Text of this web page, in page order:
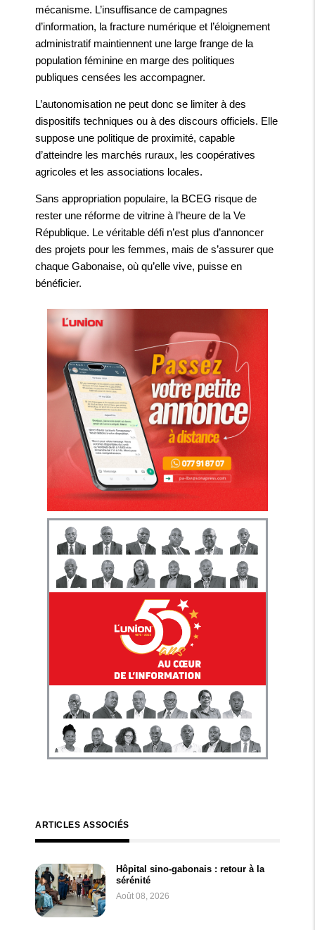
mécanisme. L’insuffisance de campagnes
d’information, la fracture numérique et l’éloignement
administratif maintiennent une large frange de la
population féminine en marge des politiques
publiques censées les accompagner.
L’autonomisation ne peut donc se limiter à des
dispositifs techniques ou à des discours officiels. Elle
suppose une politique de proximité, capable
d’atteindre les marchés ruraux, les coopératives
agricoles et les associations locales.
Sans appropriation populaire, la BCEG risque de
rester une réforme de vitrine à l’heure de la Ve
République. Le véritable défi n’est plus d’annoncer
des projets pour les femmes, mais de s’assurer que
chaque Gabonaise, où qu’elle vive, puisse en
bénéficier.
ARTICLES ASSOCIÉS
Hôpital sino-gabonais : retour à la
sérénité
Août 08, 2026